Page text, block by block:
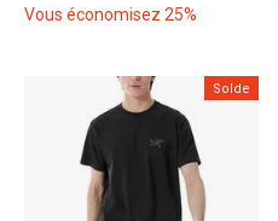
Vous économisez 25%
Solde